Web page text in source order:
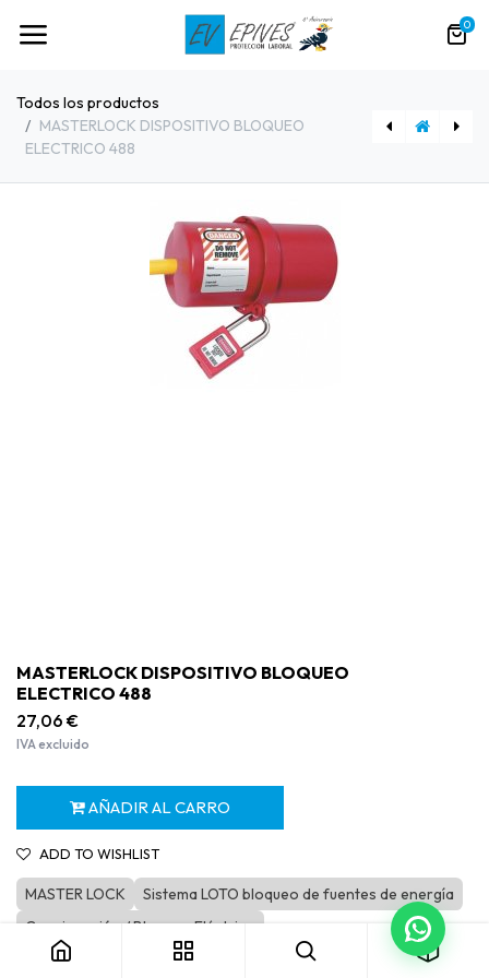
0
Todos los productos
MASTERLOCK DISPOSITIVO BLOQUEO
ELECTRICO 488
MASTERLOCK DISPOSITIVO BLOQUEO
ELECTRICO 488
27,06 €
IVA excluido
AÑADIR AL CARRO
ADD TO WISHLIST
MASTER LOCK
Sistema LOTO bloqueo de fuentes de energía
Consignación / Bloqueo Eléctrico